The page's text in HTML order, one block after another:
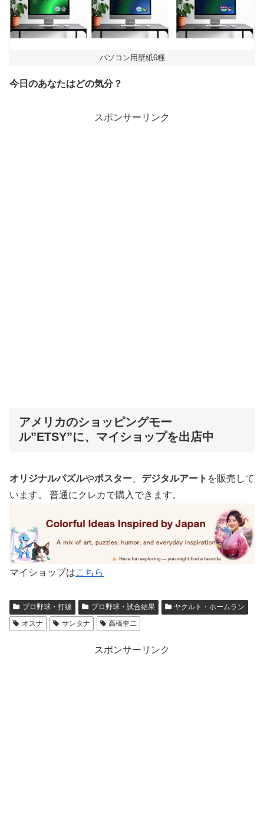
パソコン用壁紙6種
今日のあなたはどの気分？
スポンサーリンク
アメリカのショッピングモー
ル”ETSY”に、マイショップを出店中
オリジナルパズルやポスター デジタルアート を販売して
います。 普通にクレカで購入できます。
マイショップはこちら
プロ野球・打線 プロ野球・試合結果
ヤクルト・ホームラン
オスナ
サンタナ 高橋奎二
スポンサーリンク